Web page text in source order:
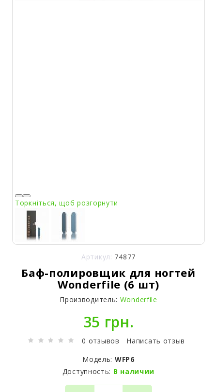
Торкніться, щоб розгорнути
Артикул: 74877
Баф-полировщик для ногтей
Wonderfile (6 шт)
Производитель: Wonderfile
35 грн.
0 отзывов
Написать отзыв
Модель: WFP6
Доступность: В наличии